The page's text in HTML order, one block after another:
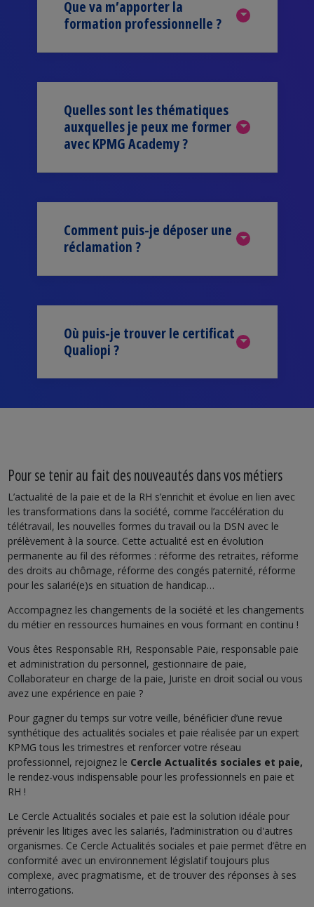
Que va m’apporter la
formation professionnelle ?
Quelles sont les thématiques
auxquelles je peux me former
avec KPMG Academy ?
Comment puis-je déposer une
réclamation ?
Où puis-je trouver le certificat
Qualiopi ?
Pour se tenir au fait des nouveautés dans vos métiers
L’actualité de la paie et de la RH s’enrichit et évolue en lien avec
les transformations dans la société, comme l’accélération du
télétravail, les nouvelles formes du travail ou la DSN avec le
prélèvement à la source. Cette actualité est en évolution
permanente au fil des réformes : réforme des retraites, réforme
des droits au chômage, réforme des congés paternité, réforme
pour les salarié(e)s en situation de handicap…
Accompagnez les changements de la société et les changements
du métier en ressources humaines en vous formant en continu !
Vous êtes Responsable RH, Responsable Paie, responsable paie
et administration du personnel, gestionnaire de paie,
Collaborateur en charge de la paie, Juriste en droit social ou vous
avez une expérience en paie ?
Pour gagner du temps sur votre veille, bénéficier d’une revue
synthétique des actualités sociales et paie réalisée par un expert
KPMG tous les trimestres et renforcer votre réseau
professionnel, rejoignez le Cercle Actualités sociales et paie,
le rendez-vous indispensable pour les professionnels en paie et
RH !
Le Cercle Actualités sociales et paie est la solution idéale pour
prévenir les litiges avec les salariés, l’administration ou d'autres
organismes. Ce Cercle Actualités sociales et paie permet d’être en
conformité avec un environnement législatif toujours plus
complexe, avec pragmatisme, et de trouver des réponses à ses
interrogations.